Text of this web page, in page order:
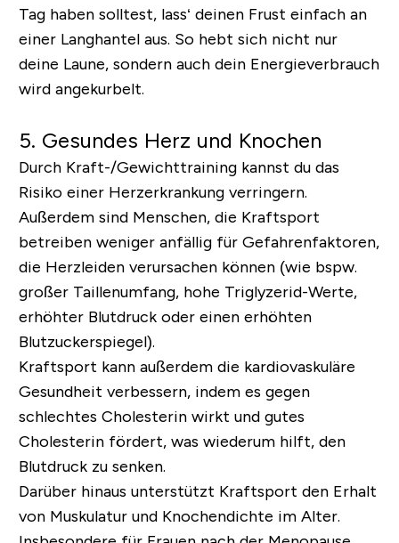
Tag haben solltest, lass‘ deinen Frust einfach an
einer Langhantel aus. So hebt sich nicht nur
deine Laune, sondern auch dein Energieverbrauch
wird angekurbelt.
5. Gesundes Herz und Knochen
Durch Kraft-/Gewichttraining kannst du das
Risiko einer Herzerkrankung verringern.
Außerdem sind Menschen, die Kraftsport
betreiben weniger anfällig für Gefahrenfaktoren,
die Herzleiden verursachen können (wie bspw.
großer Taillenumfang, hohe Triglyzerid-Werte,
erhöhter Blutdruck oder einen erhöhten
Blutzuckerspiegel).
Kraftsport kann außerdem die kardiovaskuläre
Gesundheit verbessern, indem es gegen
schlechtes Cholesterin wirkt und gutes
Cholesterin fördert, was wiederum hilft, den
Blutdruck zu senken.
Darüber hinaus unterstützt Kraftsport den Erhalt
von Muskulatur und Knochendichte im Alter.